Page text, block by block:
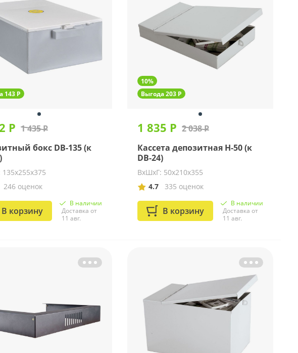
143 Р
Р 1 435 Р
бокс DB-135 (к
246 оценок
В корзину
В наличии
Доставка от
11 авг.
10%
Выгода 203 Р
1 835 Р 2 038 Р
Кассета депозитная Н-50 (к
DB-24)
ВхШхГ: 50х210х355
4.7
335 оценок
В корзину
В наличии
Доставка от
11 авг.